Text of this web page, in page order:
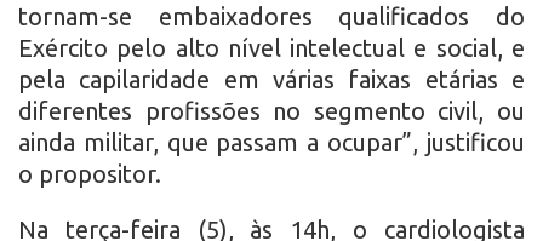
tornam-se embaixadores qualificados do
Exército pelo alto nível intelectual e social, e
pela capilaridade em várias faixas etárias e
diferentes profissões no segmento civil, ou
ainda militar, que passam a ocupar”, justificou
o propositor.
Na terça-feira (5), às 14h, o cardiologista